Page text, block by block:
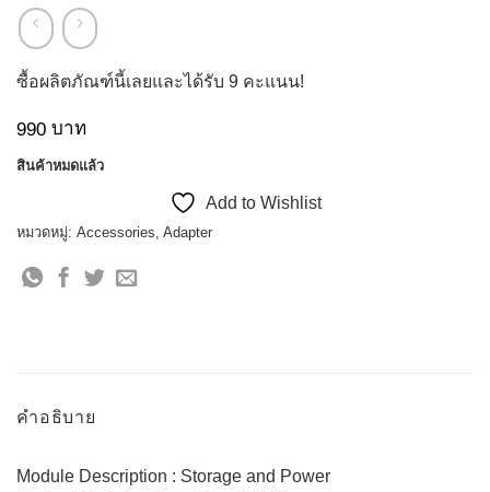
ซื้อผลิตภัณฑ์นี้เลยและได้รับ 9 คะแนน!
990 บาท
สินค้าหมดแล้ว
Add to Wishlist
หมวดหมู่: Accessories Adapter
คำอธิบาย
Module Description : Storage and Power